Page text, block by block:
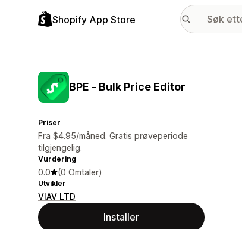
Shopify App Store
BPE ‑ Bulk Price Editor
Priser
Fra $4.95/måned. Gratis prøveperiode
tilgjengelig.
Vurdering
0.0 (0 Omtaler)
Utvikler
VIAV LTD
Installer